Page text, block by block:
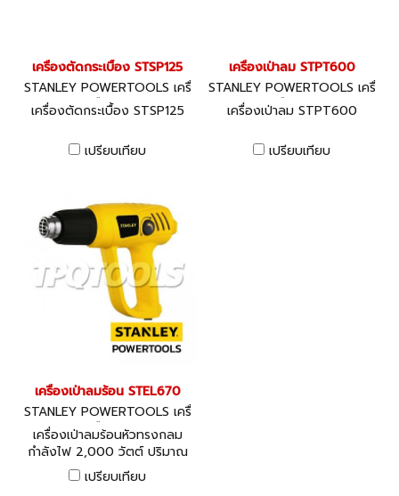
เครื่องตัดกระเบื้อง STSP125
STANLEY POWERTOOLS เครื่
องมือไฟฟ้า
เครื่องตัดกระเบื้อง STSP125
เปรียบเทียบ
เครื่องเป่าลม STPT600
STANLEY POWERTOOLS เครื่
องมือไฟฟ้า
เครื่องเป่าลม STPT600
เปรียบเทียบ
เครื่องเป่าลมร้อน STEL670
STANLEY POWERTOOLS เครื่
องมือไฟฟ้า
เครื่องเป่าลมร้อนหัวทรงกลม
กำลังไฟ 2,000 วัตต์ ปริมาณ
ลมแบบ 2 ระดับ และการตั้งค่า
อุณหภูมิที่หลากหลายเพื่อตอบ
เปรียบเทียบ